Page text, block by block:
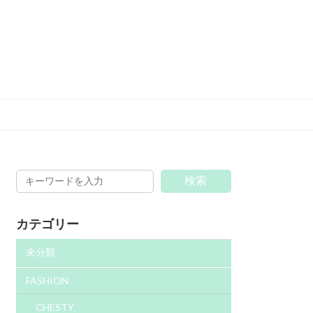
検索
カテゴリー
未分類
FASHION
CHESTY